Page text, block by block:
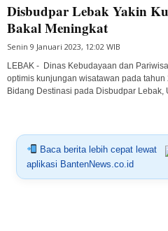
Disbudpar Lebak Yakin
Bakal Meningkat
Senin 9 Januari 2023, 12:02 WIB
LEBAK - Dinas Kebudayaan dan
optimis kunjungan wisatawan pada
Bidang Destinasi pada Disbudpar Lebak,
Baca berita lebih cepat lewat
aplikasi BantenNews.co.id